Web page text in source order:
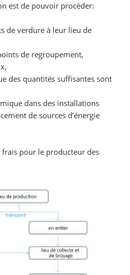
est de pouvoir procéder:
de verdure à leur lieu de
de regroupement,
des quantités suffisantes sont
dans des installations
de sources d’énergie
frais pour le producteur des